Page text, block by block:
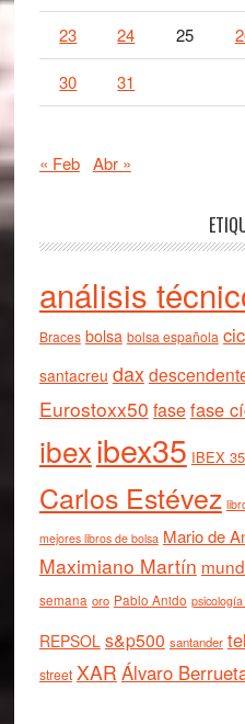
23 24 25
30 31
« Feb Abr »
análisis
Braces bolsa bolsa española
santacreu dax
Eurostoxx50 fasefase
ibexibex35 IBEX 35
Carlos Estévez
mejores libros de bolsa Mario de
Maximiano Martín
semana oro Pablo Anido
REPSOL s&p500 santander
street XAR Álvaro